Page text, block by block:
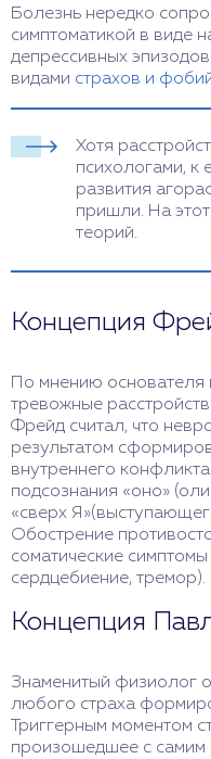
Болезнь нередко
симптоматикой в виде
депрессивных
видами страхов и
Хотя
психологами, к
развития
пришли. На
теорий.
Концепция
По мнению основателя
тревожные
Фрейд считал, что
результатом
внутреннего
подсознания «оно»
«сверх
Обострение
соматические
сердцебиение, тремор).
Концепция
Знаменитый физиолог
любого страха
Триггерным моментом
произошедшее с самим